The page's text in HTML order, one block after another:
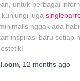
untuk berbagai
juga
nggak ada
inspirasi baru setiap
12 months ago